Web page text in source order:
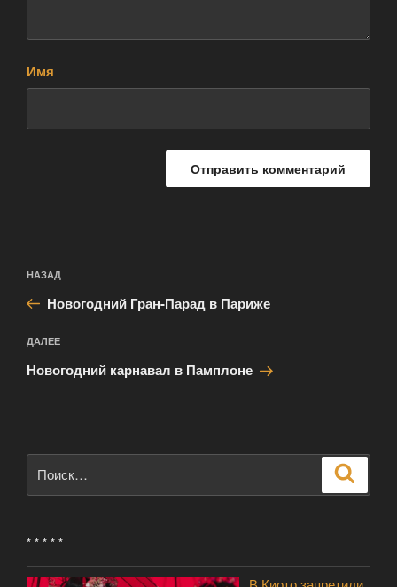
Имя
по
записям
Предыдущая
запись:
НАЗАД
Новогодний Гран-Парад в Париже
Следующая
запись
ДАЛЕЕ
Новогодний карнавал в Памплоне
* * * * *